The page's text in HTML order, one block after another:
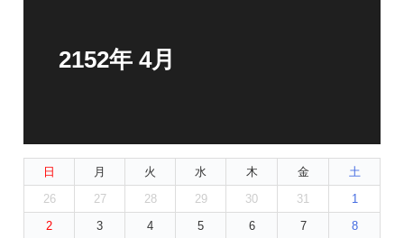
2152年 4月
日 月 火 水 木 金
土
26
27 28 29 30 31
1
2
3 4 5 6 7
8